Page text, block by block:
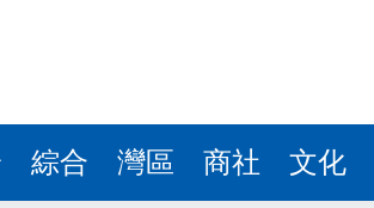
綜合 灣區 商社 文化